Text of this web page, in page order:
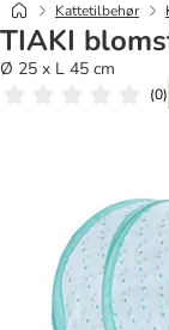
Kattetilbehør
TIAKI
Ø 25 x L 45 cm
(0)